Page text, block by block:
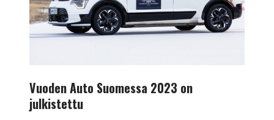
Vuoden Auto Suomessa 2023 on
julkistettu